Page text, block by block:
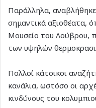
Παράλληλα,
σημαντικά αξιοθέατα,
Μουσείο του Λούβρου,
των υψηλών
Πολλοί κάτοικοι
κανάλια, ωστόσο οι
κινδύνους του